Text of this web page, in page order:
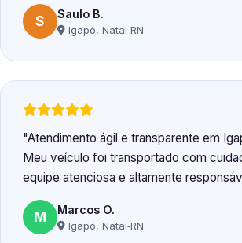
S Saulo B.
Igapó, Natal‑RN
Atendimento ágil e transparente em
Meu veículo foi transportado com
equipe atenciosa e altamente
M Marcos O.
Igapó, Natal‑RN